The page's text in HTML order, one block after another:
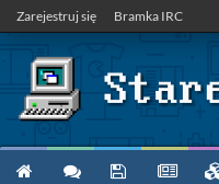
Zarejestruj się Bramka IRC